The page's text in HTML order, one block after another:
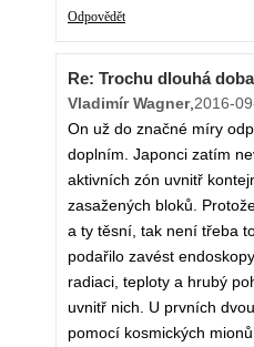
Odpovědět
Re: Trochu dlouhá
Vladimír Wagner, 2016-
On už do značné míry
doplním. Japonci zatím
aktivních zón uvnitř
zasažených bloků.
a ty těsní, tak není třeba
podařilo zavést
radiaci, teploty a hrubý
uvnitř nich. U prvních
pomocí kosmických